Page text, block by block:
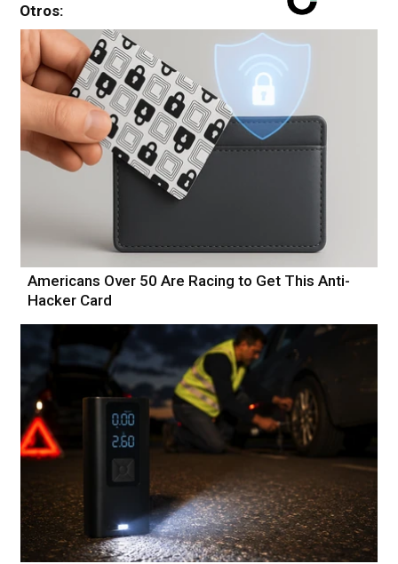
Otros:
Americans Over 50 Are Racing to Get This Anti-
Hacker Card